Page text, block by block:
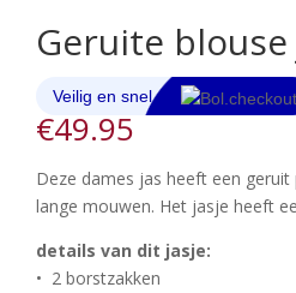
Geruite blouse
€49.95
Deze dames jas heeft een
lange mouwen. Het jasje heeft
details van dit jasje:
• 2 borstzakken